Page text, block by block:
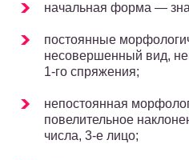
начальная форма —
постоянные
несовершенный вид,
1-го спряжения;
непостоянная
повелительное
числа, 3-е лицо;